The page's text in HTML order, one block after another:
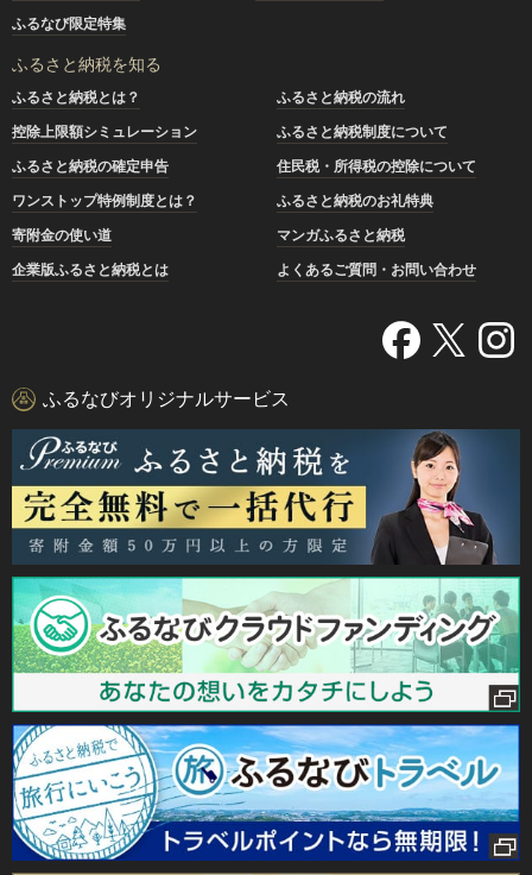
ふるなび限定特集
ふるさと納税を知る
ふるさと納税とは？
ふるさと納税の流れ
控除上限額シミュレーション
ふるさと納税制度について
ふるさと納税の確定申告
住民税・所得税の控除について
ワンストップ特例制度とは？
ふるさと納税のお礼特典
寄附金の使い道
マンガふるさと納税
企業版ふるさと納税とは
よくあるご質問・お問い合わせ
ふるなびオリジナルサービス